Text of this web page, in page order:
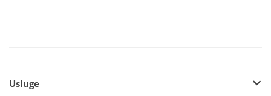
Usluge